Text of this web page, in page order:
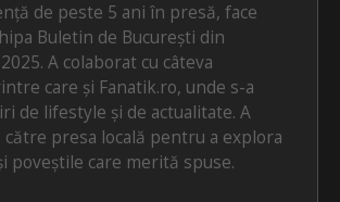
de peste 5 ani în presă, face
Buletin de București din
A colaborat cu câteva
care și Fanatik.ro, unde s-a
de lifestyle și de actualitate. A
presa locală pentru a explora
poveștile care merită spuse.